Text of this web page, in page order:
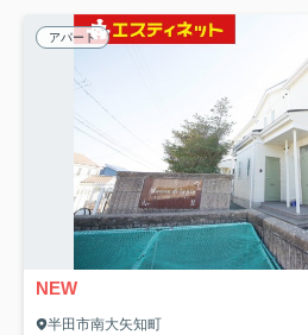
アパート
NEW
半田市南大矢知町